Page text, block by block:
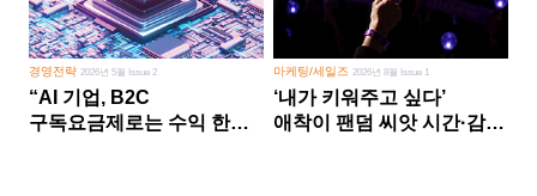
경영전략 2026년 5월 Issue 2
“AI 기업, B2C
구독요금제로는 수익 한계
마케팅/세일즈 2026년 8월 Issue 1
‘내가 키워주고 싶다’
애착이 팬덤 씨앗 시간·감정